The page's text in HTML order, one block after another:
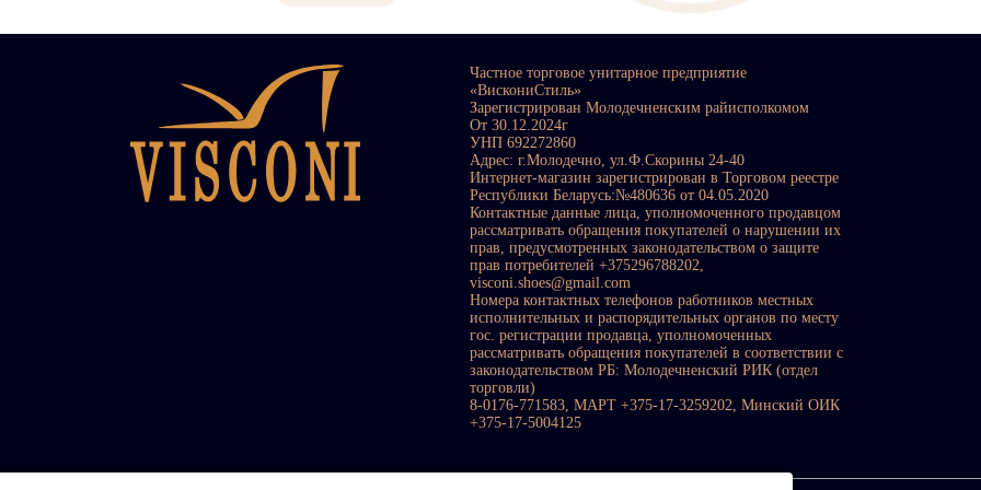
Частное торговое унитарное предприятие
«ВискониСтиль»
Зарегистрирован Молодечненским райисполкомом
От 30.12.2024г
УНП 692272860
Адрес: г.Молодечно, ул.Ф.Скорины 24-40
Интернет-магазин зарегистрирован в Торговом реестре
Республики Беларусь:№480636 от 04.05.2020
Контактные данные лица, уполномоченного продавцом
рассматривать обращения покупателей о нарушении их
прав, предусмотренных законодательством о защите
прав потребителей +375296788202,
visconi.shoes@gmail.com
Номера контактных телефонов работников местных
исполнительных и распорядительных органов по месту
гос. регистрации продавца, уполномоченных
рассматривать обращения покупателей в соответствии с
законодательством РБ: Молодечненский РИК (отдел
торговли)
8-0176-771583, МАРТ +375-17-3259202, Минский ОИК
+375-17-5004125